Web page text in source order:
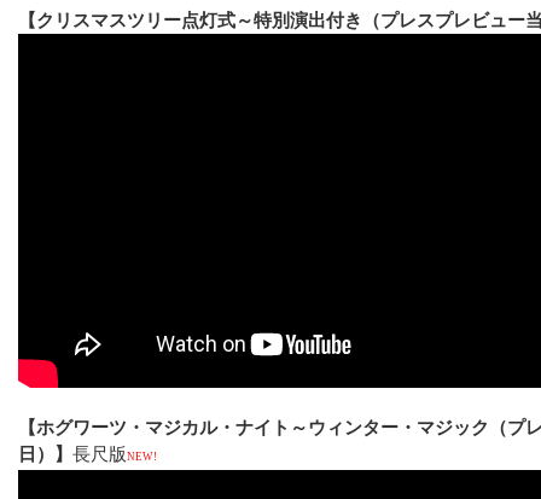
【クリスマスツリー点灯式～特別演出付き（プレスプレビュー
【ホグワーツ・マジカル・ナイト～ウィンター・マジック（プ
日）】 長尺版 NEW!